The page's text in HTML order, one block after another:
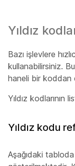
Yıldız
Bazı işlevlere
kullanabilirsiniz.
haneli bir koddan
Yıldız kodlarının
Yıldız kodu
Aşağıdaki